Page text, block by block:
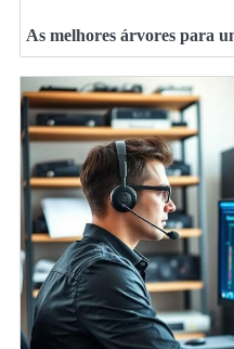
As melhores árvores para